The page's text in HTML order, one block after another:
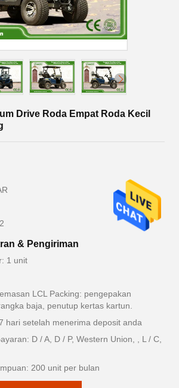
Drive Roda Empat Roda Kecil
& Pengiriman
1 unit
LCL Packing: pengepakan
baja, penutup kertas kartun.
hari setelah menerima deposit anda
D / A, D / P, Western Union, , L / C,
200 unit per bulan